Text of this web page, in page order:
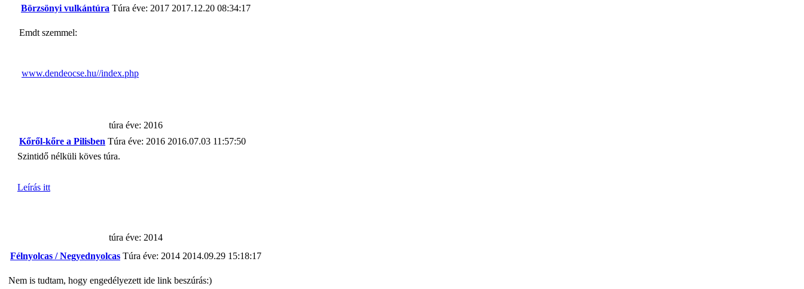
Börzsönyi vulkántúra Túra éve: 2017 2017.12.20 08:34:17
Emdt szemmel:
www.dendeocse.hu//index.php
túra éve: 2016
Kőről-kőre a Pilisben Túra éve: 2016 2016.07.03 11:57:50
Szintidő nélküli köves túra.
Leírás itt
túra éve: 2014
Félnyolcas / Negyednyolcas Túra éve: 2014 2014.09.29 15:18:17
Nem is tudtam, hogy engedélyezett ide link beszúrás:)